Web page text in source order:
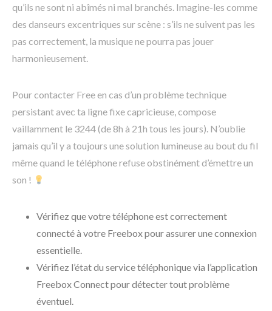
qu’ils ne sont ni abîmés ni mal branchés. Imagine-les comme
des danseurs excentriques sur scène : s’ils ne suivent pas les
pas correctement, la musique ne pourra pas jouer
harmonieusement.
Pour contacter Free en cas d’un problème technique
persistant avec ta ligne fixe capricieuse, compose
vaillamment le 3244 (de 8h à 21h tous les jours). N’oublie
jamais qu’il y a toujours une solution lumineuse au bout du fil
même quand le téléphone refuse obstinément d’émettre un
son !
Vérifiez que votre téléphone est correctement
connecté à votre Freebox pour assurer une connexion
essentielle.
Vérifiez l’état du service téléphonique via l’application
Freebox Connect pour détecter tout problème
éventuel.